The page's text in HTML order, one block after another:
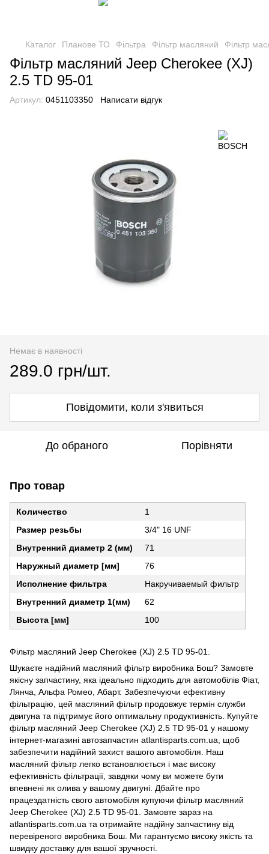
Каталог Планове ТО Фільтра Фільтр масляний Фільтр
Фільтр масляний Jeep Cherokee (XJ)
2.5 TD 95-01
Артикул: 0451103350 Написати відгук
Немає в наявності
289.0 грн/шт.
Повідомити, коли з'явиться
До обраного Порівняти
Про товар
Количество
1
Размер резьбы
3/4" 16 UNF
Внутренний диаметр 2 (мм)
71
Наружный диаметр [мм]
76
Исполнение фильтра
Накручиваемый фильтр
Внутренний диаметр 1(мм)
62
Высота [мм]
100
Фільтр масляний Jeep Cherokee (XJ) 2.5 TD 95-01.
Шукаєте надійний масляний фільтр виробника Бош? Замовте
якісну запчастину, яка ідеально підходить для автомобілів Фіат,
Лянча, Альфа Ромео, Абарт. Забезпечуючи ефективну
фільтрацію, цей масляний фільтр продовжує термін служби
двигуна та підтримує його оптимальну продуктивність. Купуйте
фільтр масляний Jeep Cherokee (XJ) 2.5 TD 95-01 у нашому
інтернет-магазині автозапчастин atlantisparts.com.ua, щоб
забезпечити надійний захист вашого автомобіля. Наш
масляний фільтр легко встановлюється і має високу
ефективність фільтрації, завдяки чому ви можете бути
впевнені як олива у вашому двигуні. Дбайте про
працездатність свого автомобіля купуючи фільтр масляний
Jeep Cherokee (XJ) 2.5 TD 95-01. Замовте зараз на
atlantisparts.com.ua та отримайте надійну запчастину від
перевіреного виробника Бош. Ми гарантуємо високу якість та
швидку доставку для вашої зручності.